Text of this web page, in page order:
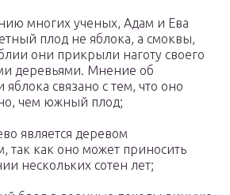
многих ученых, Адам и Ева
плод не яблока, а смоквы,
они прикрыли наготу своего
деревьями. Мнение об
связано с тем, что оно
чем южный плод;
является деревом
так как оно может приносить
нескольких сотен лет;